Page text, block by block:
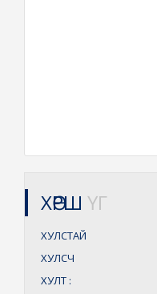
ХӨРШ ҮГ
ХУЛСТАЙ
ХУЛСЧ
ХУЛТ :